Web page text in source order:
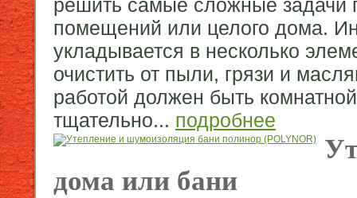
решить самые сложные задачи
помещений или целого дома.
укладывается в несколько
очистить от пыли, грязи и
работой должен быть
тщательно... подробнее
дома или бани